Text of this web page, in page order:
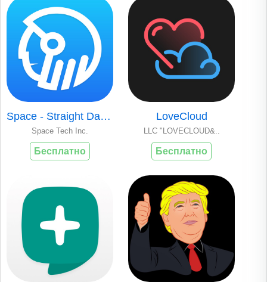
Space - Straight Dating App
Space Tech Inc.
Бесплатно
LoveCloud
LLC "LOVECLOUD&..
Бесплатно